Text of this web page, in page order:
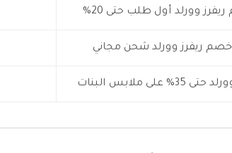
وورلد أول طلب حتى 20%
ريفرز وورلد شحن مجاني
على ملابس البنات